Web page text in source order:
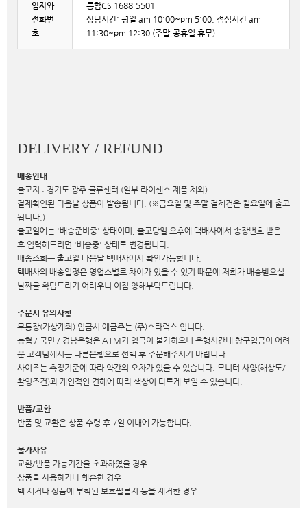
임자와
전화번
호
통합CS 1688-5501
상담시간: 평일 am 10:00~pm 5:00, 점심시간 am
11:30~pm 12:30 (주말,공휴일 휴무)
DELIVERY / REFUND
배송안내
출고지 : 경기도 광주 물류센터 (일부 라이센스 제품 제외)
결제확인된 다음날 상품이 발송됩니다. (※금요일 및 주말 결제건은 월요일에 출고
됩니다.)
출고일에는 '배송준비중' 상태이며, 출고당일 오후에 택배사에서 송장번호 받은
후 입력해드리면 '배송중' 상태로 변경됩니다.
배송조회는 출고일 다음날 택배사에서 확인가능합니다.
택배사의 배송일정은 영업소별로 차이가 있을 수 있기 때문에 저희가 배송받으실
날짜를 확답드리기 어려우니 이점 양해부탁드립니다.
주문시 유의사항
무통장(가상계좌) 입금시 예금주는 (주)스타럭스 입니다.
농협 / 국민 / 경남은행은 ATM기 입금이 불가하오니 은행시간내 창구입금이 어려
운 고객님께서는 다른은행으로 선택 후 주문해주시기 바랍니다.
사이즈는 측정기준에 따라 약간의 오차가 있을 수 있습니다. 모니터 사양(해상도/
촬영조건)과 개인적인 견해에 따라 색상이 다르게 보일 수 있습니다.
반품/교환
반품 및 교환은 상품 수령 후 7일 이내에 가능합니다.
불가사유
교환/반품 가능기간을 초과하였을 경우
상품을 사용하거나 훼손한 경우
택 제거나 상품에 부착된 보호필름지 등을 제거한 경우